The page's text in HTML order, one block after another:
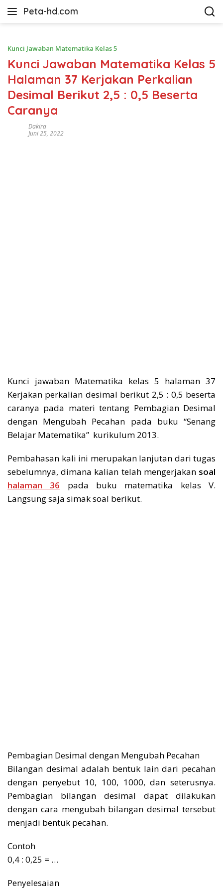
Peta-hd.com
Kumpulan
HD
Kunci Jawaban Matematika Kelas 5
Kunci Jawaban Matematika Kelas 5
Halaman 37 Kerjakan Perkalian
Desimal Berikut 2,5 : 0,5 Beserta
Caranya
Dakira
Juni 25, 2022
Kunci jawaban Matematika kelas 5 halaman 37
Kerjakan perkalian desimal berikut 2,5 : 0,5 beserta
caranya pada materi tentang Pembagian Desimal
dengan Mengubah Pecahan pada buku “Senang
Belajar Matematika” kurikulum 2013.
Pembahasan kali ini merupakan lanjutan dari tugas
sebelumnya, dimana kalian telah mengerjakan soal
halaman 36 pada buku matematika kelas V.
Langsung saja simak soal berikut.
Pembagian Desimal dengan Mengubah Pecahan
Bilangan desimal adalah bentuk lain dari pecahan
dengan penyebut 10, 100, 1000, dan seterusnya.
Pembagian bilangan desimal dapat dilakukan
dengan cara mengubah bilangan desimal tersebut
menjadi bentuk pecahan.
Contoh
0,4 : 0,25 = …
Penyelesaian